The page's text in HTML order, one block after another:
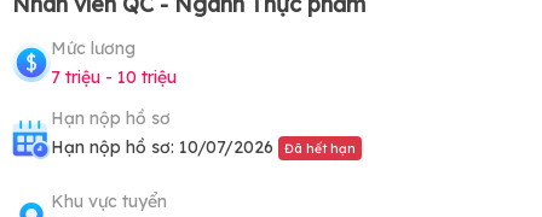
Mức lương
7 triệu - 10 triệu
Hạn nộp hồ sơ
Hạn nộp hồ sơ: 10/07/2026
Đã hết hạn
Khu vực tuyển